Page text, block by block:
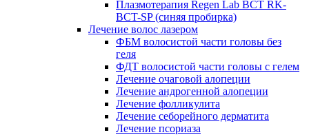
Плазмотерапия Regen Lab BCT RK-
BCT-SP (синяя пробирка)
Лечение волос лазером
ФБМ волосистой части головы без
геля
ФДТ волосистой части головы с гелем
Лечение очаговой алопеции
Лечение андрогенной алопеции
Лечение фолликулита
Лечение себорейного дерматита
Лечение псориаза